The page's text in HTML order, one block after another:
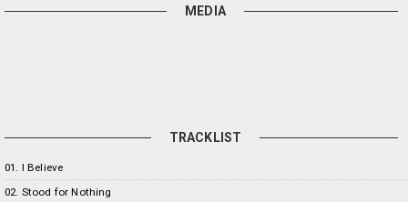
MEDIA
TRACKLIST
01. I Believe
02. Stood for Nothing